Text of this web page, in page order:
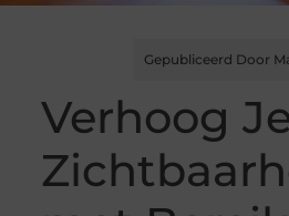
Gepubliceerd Door
Verhoog